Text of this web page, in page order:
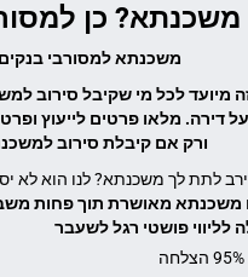
משכנתא? כן
משכנתא למסורבי בנקים
מיועד לכל מי שקיבל סירוב
דירה. מלאו פרטים לייעוץ
ורק אם קיבלת סירוב
לתת לך משכנתא? לנו הוא לא
משכנתא מאושרת תוך פחות
לליווי פושטי רגל לשעבר